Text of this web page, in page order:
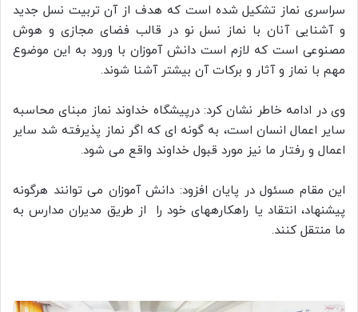
سراسری نماز تشکیل شده است که هدف از آن تربیت نسل جدید
و آشنایی آنان با نماز نسل نو در قالب فضای مجازی و هوش
مصنوعی است که لازم است دانش آموزان با ورود به این موضوع
مهم با نماز و آثار و برکات آن بیشتر آشنا شوند.
وی در ادامه خاطر نشان کرد: درپیشگاه خداوند نماز مبنای محاسبه
سایر اعمال انسان است، به گونه ای که اگر نماز پذیرفته شد سایر
اعمال و رفتار ما نیز مورد قبول خداوند واقع می شود.
این مقام مسئول در پایان افزود: دانش آموزان می توانند هرگونه
پیشنهاد، انتقاد یا راهکارههای خود را از طریق مدیران مدارس به
ما منتقل کنند.